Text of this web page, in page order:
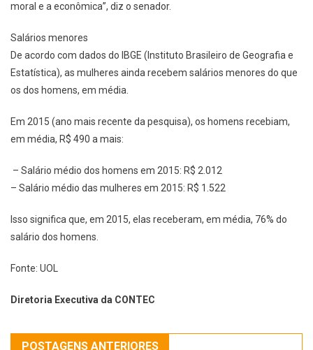
moral e a econômica”, diz o senador.
Salários menores
De acordo com dados do IBGE (Instituto Brasileiro de Geografia e
Estatística), as mulheres ainda recebem salários menores do que
os dos homens, em média.
Em 2015 (ano mais recente da pesquisa), os homens recebiam,
em média, R$ 490 a mais:
– Salário médio dos homens em 2015: R$ 2.012
– Salário médio das mulheres em 2015: R$ 1.522
Isso significa que, em 2015, elas receberam, em média, 76% do
salário dos homens.
Fonte: UOL
Diretoria Executiva da CONTEC
POSTAGENS ANTERIORES